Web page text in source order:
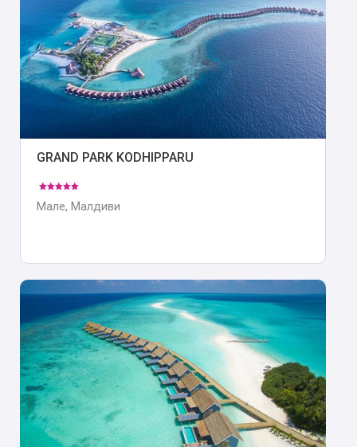
GRAND PARK KODHIPPARU
Мале, Малдиви